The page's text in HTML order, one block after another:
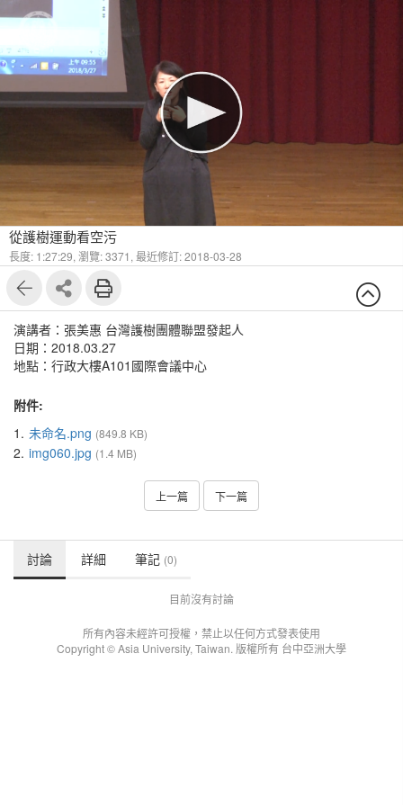
從護樹運動看空污
長度: 1:27:29, 瀏覽: 3371, 最近修訂: 2018-03-28
演講者：張美惠 台灣護樹團體聯盟發起人
日期：2018.03.27
地點：行政大樓A101國際會議中心
附件:
1. 未命名.png (849.8 KB)
2. img060.jpg (1.4 MB)
上一篇 下一篇
討論 詳細 筆記 (0)
目前沒有討論
所有內容未經許可授權，禁止以任何方式發表使用
Copyright © Asia University, Taiwan. 版權所有 台中亞洲大學